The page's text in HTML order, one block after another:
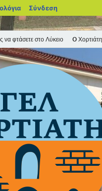
Σύνδεση
να φτάσετε στο Λύκειο O